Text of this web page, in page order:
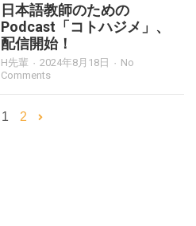
日本語教師のための
Podcast「コトハジメ」、
配信開始！
H先輩 2024年8月18日
No
Comments
1 2